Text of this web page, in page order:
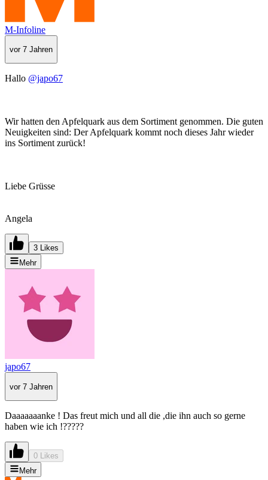
M-Infoline
vor 7 Jahren
Hallo @japo67
Wir hatten den Apfelquark aus dem Sortiment genommen. Die guten
Neuigkeiten sind: Der Apfelquark kommt noch dieses Jahr wieder
ins Sortiment zurück!
Liebe Grüsse
Angela
3 Likes
Mehr
japo67
vor 7 Jahren
Daaaaaaanke ! Das freut mich und all die ,die ihn auch so gerne
haben wie ich !?????
0 Likes
Mehr